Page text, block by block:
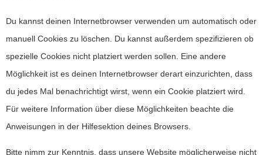
Du kannst deinen Internetbrowser verwenden um automatisch oder
manuell Cookies zu löschen. Du kannst außerdem spezifizieren ob
spezielle Cookies nicht platziert werden sollen. Eine andere
Möglichkeit ist es deinen Internetbrowser derart einzurichten, dass
du jedes Mal benachrichtigt wirst, wenn ein Cookie platziert wird.
Für weitere Information über diese Möglichkeiten beachte die
Anweisungen in der Hilfesektion deines Browsers.
Bitte nimm zur Kenntnis, dass unsere Website möglicherweise nicht